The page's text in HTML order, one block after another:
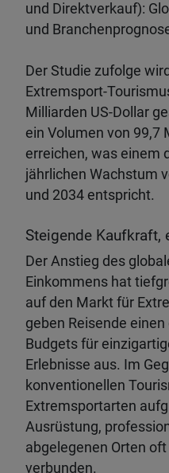
und Direktverkauf):
und
Der Studie zufolge
Extremsport-
Milliarden US-Dollar
ein Volumen von 99,7
erreichen, was einem
jährlichen Wachstum
und 2034 entspricht.
Steigende Kaufkraft,
Der Anstieg des
Einkommens hat
auf den Markt für
geben Reisende
Budgets für
Erlebnisse aus. Im
konventionellen
Extremsportarten
Ausrüstung,
abgelegenen Orten
verbunden.